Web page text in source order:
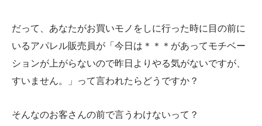
だって、あなたがお買いモノをしに行った時に目の前に
いるアパレル販売員が「今日は＊＊＊があってモチベー
ションが上がらないので昨日よりやる気がないですが、
すいません。」って言われたらどうですか？
そんなのお客さんの前で言うわけないって？